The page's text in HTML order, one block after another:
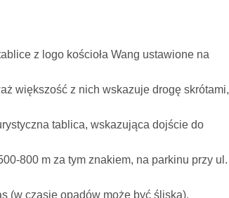
z logo kościoła Wang ustawione na
większość z nich wskazuje drogę skrótami,
tablica, wskazująca dojście do
800 m za tym znakiem, na parkinu przy ul.
(w czasie opadów może być śliska).